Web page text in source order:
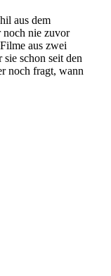
aus dem
noch nie zuvor
aus zwei
schon seit den
noch fragt, wann